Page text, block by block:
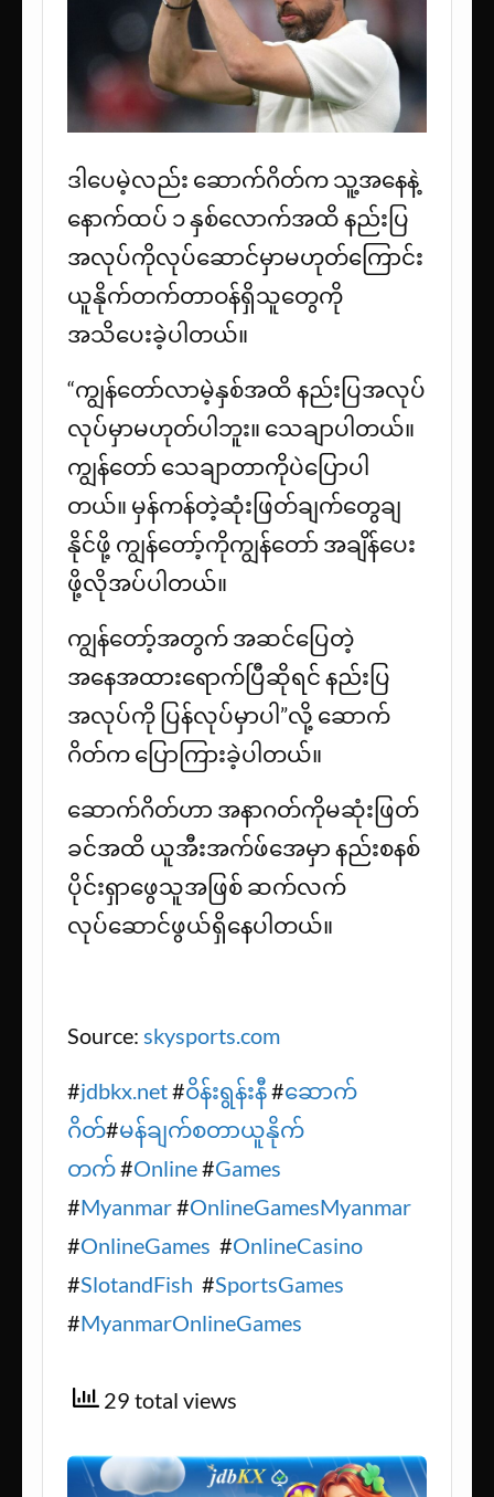
ဒါပေမဲ့လည်း ဆောက်ဂိတ်က သူ့အနေနဲ့
နောက်ထပ် ၁ နှစ်လောက်အထိ နည်းပြ
အလုပ်ကိုလုပ်ဆောင်မှာမဟုတ်ကြောင်း
ယူနိုက်တက်တာဝန်ရှိသူတွေကို
အသိပေးခဲ့ပါတယ်။
“ကျွန်တော်လာမဲ့နှစ်အထိ နည်းပြအလုပ်
လုပ်မှာမဟုတ်ပါဘူး။ သေချာပါတယ်။
ကျွန်တော် သေချာတာကိုပဲပြောပါ
တယ်။ မှန်ကန်တဲ့ဆုံးဖြတ်ချက်တွေချ
နိုင်ဖို့ ကျွန်တော့်ကိုကျွန်တော် အချိန်ပေး
ဖို့လိုအပ်ပါတယ်။
ကျွန်တော့်အတွက် အဆင်ပြေတဲ့
အနေအထားရောက်ပြီဆိုရင် နည်းပြ
အလုပ်ကို ပြန်လုပ်မှာပါ”လို့ ဆောက်
ဂိတ်က ပြောကြားခဲ့ပါတယ်။
ဆောက်ဂိတ်ဟာ အနာဂတ်ကိုမဆုံးဖြတ်
ခင်အထိ ယူအီးအက်ဖ်အေမှာ နည်းစနစ်
ပိုင်းရှာဖွေသူအဖြစ် ဆက်လက်
လုပ်ဆောင်ဖွယ်ရှိနေပါတယ်။
Source: skysports.com
#jdbkx.net#ဝိန်းရွန်းနီ#ဆောက်
ဂိတ်#မန်ချက်စတာယူနိုက်
တက်#Online#Games
#Myanmar#OnlineGamesMyanmar
#OnlineGames #OnlineCasino
#SlotandFish #SportsGames
#MyanmarOnlineGames
29 total views